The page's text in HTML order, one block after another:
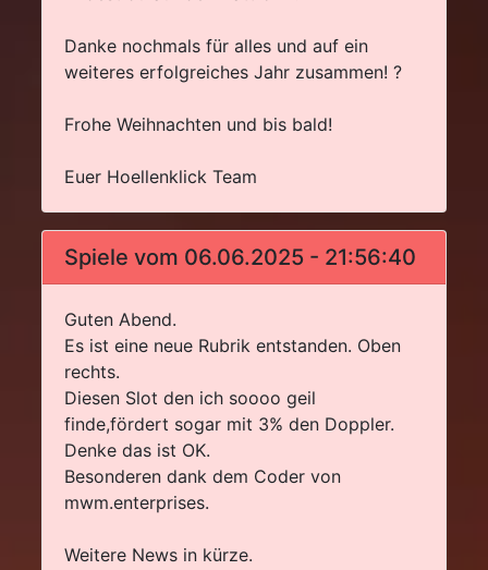
Danke nochmals für alles und auf ein
weiteres erfolgreiches Jahr zusammen! ?
Frohe Weihnachten und bis bald!
Euer Hoellenklick Team
Spiele vom 06.06.2025 - 21:56:40
Guten Abend.
Es ist eine neue Rubrik entstanden. Oben
rechts.
Diesen Slot den ich soooo geil
finde,fördert sogar mit 3% den Doppler.
Denke das ist OK.
Besonderen dank dem Coder von
mwm.enterprises.
Weitere News in kürze.